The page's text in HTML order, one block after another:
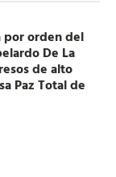
por orden del
De La
de alto
Paz Total de